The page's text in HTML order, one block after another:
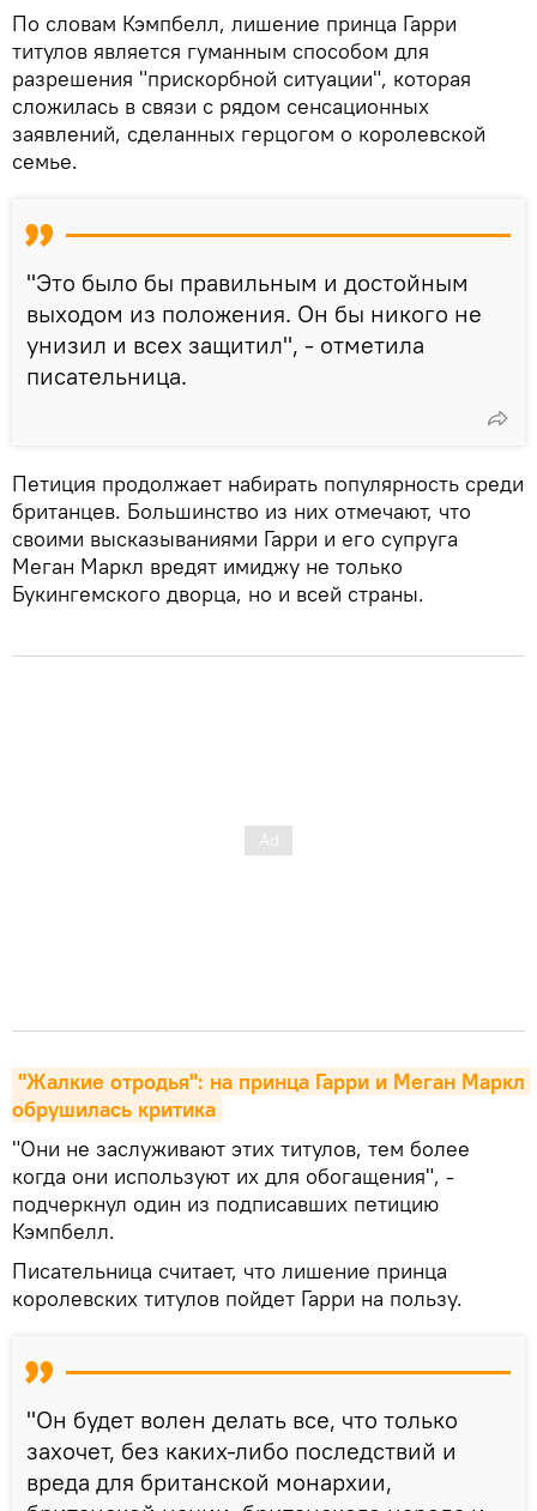
По словам Кэмпбелл, лишение принца Гарри
титулов является гуманным способом для
разрешения "прискорбной ситуации", которая
сложилась в связи с рядом сенсационных
заявлений, сделанных герцогом о королевской
семье.
"Это было бы правильным и достойным
выходом из положения. Он бы никого не
унизил и всех защитил", - отметила
писательница.
Петиция продолжает набирать популярность среди
британцев. Большинство из них отмечают, что
своими высказываниями Гарри и его супруга
Меган Маркл вредят имиджу не только
Букингемского дворца, но и всей страны.
"Жалкие отродья": на принца Гарри и Меган Маркл
обрушилась критика
"Они не заслуживают этих титулов, тем более
когда они используют их для обогащения", -
подчеркнул один из подписавших петицию
Кэмпбелл.
Писательница считает, что лишение принца
королевских титулов пойдет Гарри на пользу.
"Он будет волен делать все, что только
захочет, без каких-либо последствий и
вреда для британской монархии,